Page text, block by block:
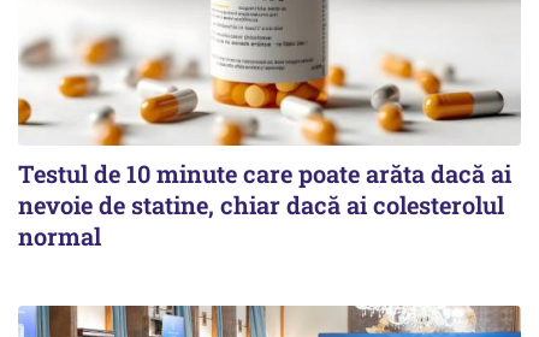
Testul de 10 minute care poate arăta dacă ai
nevoie de statine, chiar dacă ai colesterolul
normal